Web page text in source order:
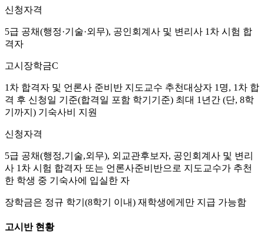
신청자격
5급 공채(행정·기술·외무), 공인회계사 및 변리사 1차 시험 합
격자
고시장학금C
1차 합격자 및 언론사 준비반 지도교수 추천대상자 1명, 1차 합
격 후 신청일 기준(합격일 포함 학기기준) 최대 1년간 (단, 8학
기까지) 기숙사비 지원
신청자격
5급 공채(행정,기술,외무), 외교관후보자, 공인회계사 및 변리
사 1차 시험 합격자 또는 언론사준비반으로 지도교수가 추천
한 학생 중 기숙사에 입실한 자
장학금은 정규 학기(8학기 이내) 재학생에게만 지급 가능함
고시반 현황